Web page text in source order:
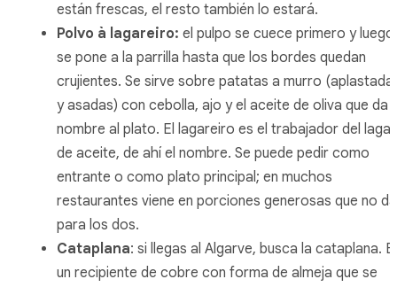
están frescas, el resto también lo estará.
Polvo à lagareiro: el pulpo se cuece primero y luego
se pone a la parrilla hasta que los bordes quedan
crujientes. Se sirve sobre patatas a murro
y asadas) con cebolla, ajo y el aceite de oliva que da
nombre al plato. El lagareiro es el trabajador del lagar
de aceite, de ahí el nombre. Se puede pedir como
entrante o como plato principal; en muchos
restaurantes viene en porciones generosas que no
para los dos.
Cataplana: si llegas al Algarve, busca la cataplana.
un recipiente de cobre con forma de almeja que se